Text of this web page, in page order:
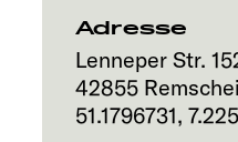
Adresse
Lenneper Str.
42855
51.1796731,